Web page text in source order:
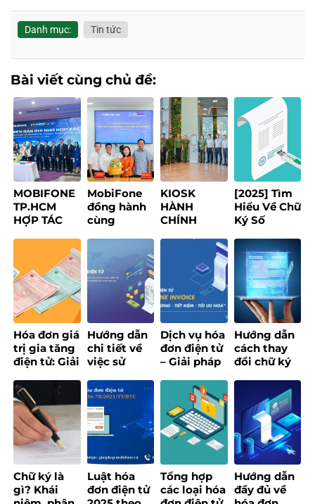
Danh mục: Tin tức
Bài viết cùng chủ đề:
MOBIFONE
TP.HCM
HỢP TÁC
XÂY DỰNG
NỀN TẢNG
CREATOR
ECONOMY
MobiFone
đồng hành
cùng
thúc đẩy
chuyển đổi
số, xây
dựng chính
quyền số
ứng dụng
AI
KIOSK
HÀNH
CHÍNH
MINH – GIẢI
PHÁP SỐ
MOBIFONE
HƯỚNG TỚI
PHỤC VỤ
NGƯỜI DÂN
[2025] Tìm
Hiểu Về Chữ
Ký Số
Ích, Loại
Hình & Ứng
Dụng
Hóa đơn giá
trị gia tăng
điện tử: Giải
ưu cho
doanh
nghiệp hiện
đại
Hướng dẫn
chi tiết về
việc sử
đơn điện tử
cho doanh
nghiệp
Dịch vụ hóa
đơn điện tử
– Giải pháp
hóa đơn
thông minh
Hướng dẫn
cách thay
đổi chữ ký
Tổng cục
thuế
Chữ ký là
gì? Khái
Luật hóa
đơn điện tử
Tổng hợp
các loại hóa
Hướng dẫn
đầy đủ về